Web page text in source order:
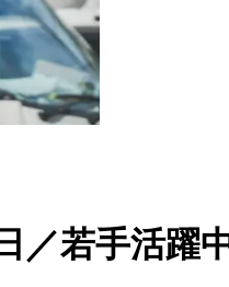
／若手活躍